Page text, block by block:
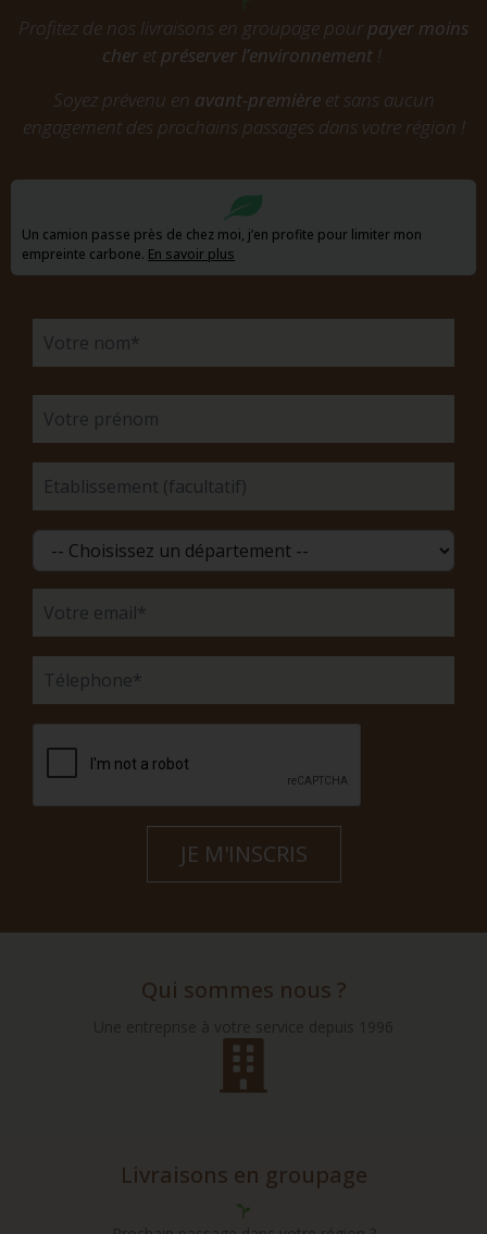
Profitez de nos livraisons en groupage pourpayer moins
cheret préserver l’environnement!
Soyez prévenu en avant-premièreet sans aucun
engagement des prochains passages dans votre région !
Un camion passe près de chez moi, j’en profite pour limiter mon
empreinte carbone. En savoir plus
Qui sommes nous ?
Livraisons en groupage